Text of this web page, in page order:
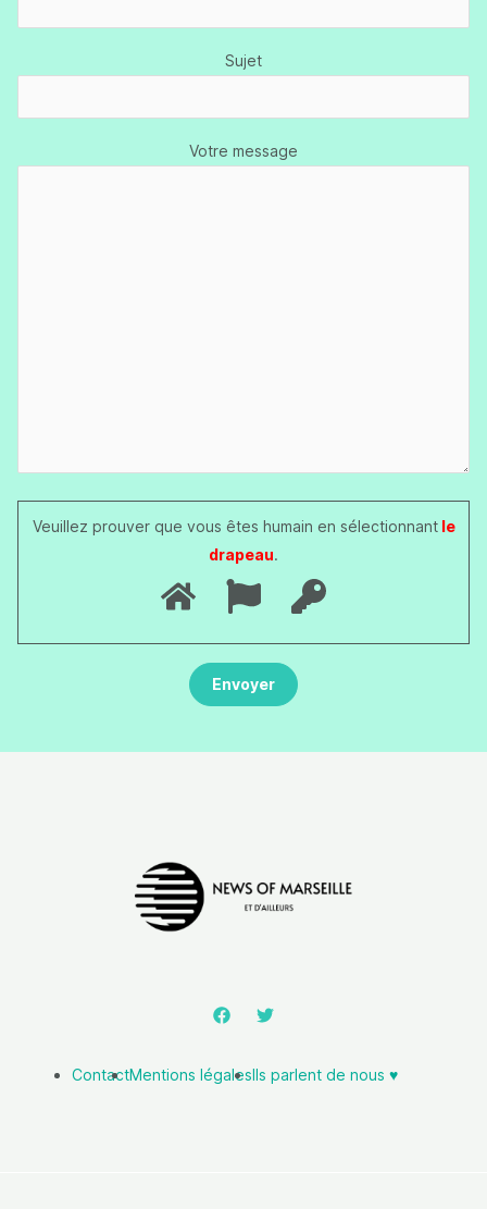
Sujet
Votre message
Veuillez prouver que vous êtes humain en sélectionnantle
drapeau.
ContactMentions légalesIls parlent de nous ♥️